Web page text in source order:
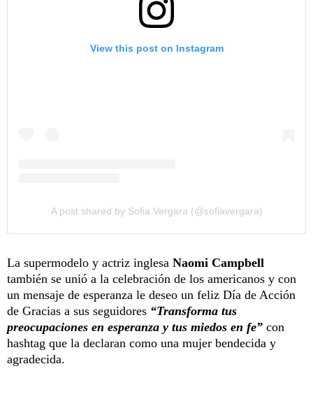
View this post on Instagram
A post shared by Sofia Vergara (@sofiavergara)
La supermodelo y actriz inglesa Naomi Campbell
también se unió a la celebración de los americanos y con
un mensaje de esperanza le deseo un feliz Día de Acción
de Gracias a sus seguidores “Transforma tus
preocupaciones en esperanza y tus miedos en fe” con
hashtag que la declaran como una mujer bendecida y
agradecida.